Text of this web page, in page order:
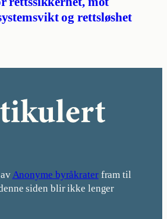
og rettsløshet
Anonyme byråkraterfram til
siden blir ikke lenger